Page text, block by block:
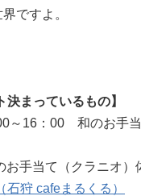
ですよ。
決まっているもの】
～16：00 和のお手
手当て（クラニオ
（石狩 cafeまるくる）